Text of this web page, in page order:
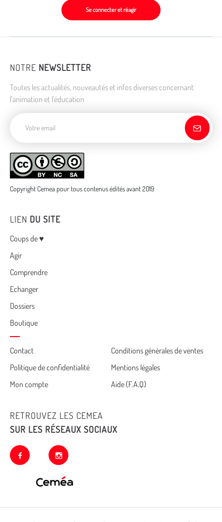
Se connecter et réagir
NOTRE NEWSLETTER
Toutes les actualités, nouveautés et infos diverses concernant
l'animation et l'éducation
Copyright Cemea pour tous contenus édités avant 2019
LIEN DU SITE
Menu
Coups de ♥
Agir
Comprendre
Echanger
Dossiers
Boutique
Cemea
footer
Contact
Conditions générales de ventes
Politique de confidentialité
Mentions légales
Mon compte
Aide (F.A.Q)
RETROUVEZ LES CEMEA
SUR LES RÉSEAUX SOCIAUX
facebook instagram